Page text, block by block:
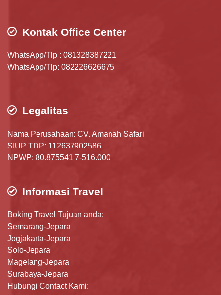
Kontak Office Center
WhatsApp/Tlp : 081328387221
WhatsApp/Tlp: 082226626675
Legalitas
Nama Perusahaan: CV. Amanah Safari
SIUP TDP: 112637902586
NPWP: 80.875541.7-516.000
Informasi Travel
Boking Travel Tujuan anda:
Semarang-Jepara
Jogjakarta-Jepara
Solo-Jepara
Magelang-Jepara
Surabaya-Jepara
Hubungi Contact Kami: